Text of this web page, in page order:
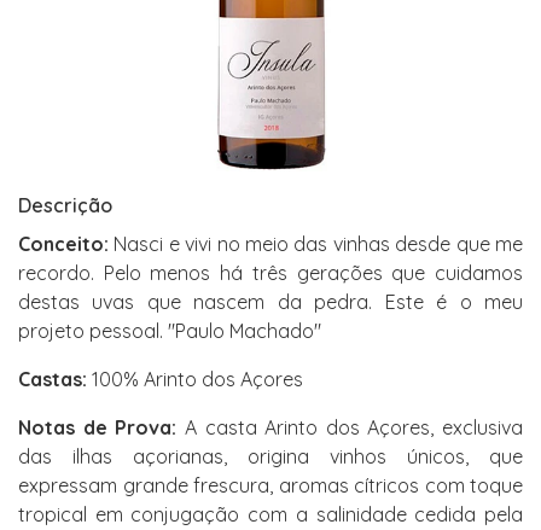
Descrição
Conceito: Nasci e vivi no meio das vinhas desde que me
recordo. Pelo menos há três gerações que cuidamos
destas uvas que nascem da pedra. Este é o meu
projeto pessoal. "Paulo Machado"
Castas: 100% Arinto dos Açores
Notas de Prova: A casta Arinto dos Açores, exclusiva
das ilhas açorianas, origina vinhos únicos, que
expressam grande frescura, aromas cítricos com toque
tropical em conjugação com a salinidade cedida pela